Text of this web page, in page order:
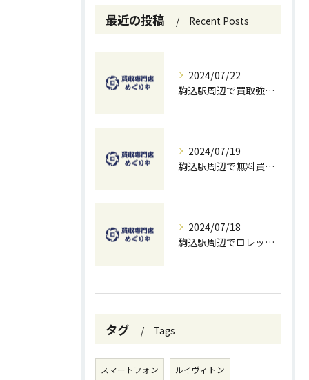
最近の投稿 Recent Posts
2024/07/22
駒込駅周辺で買取強化中！お得に売るための秘訣
2024/07/19
駒込駅周辺で無料買取を試すチャンス！ベストな方法とコツ
2024/07/18
駒込駅周辺でロレックスを高価買取する方法と無料査定のコツ
タグ Tags
スマートフォン ルイヴィトン